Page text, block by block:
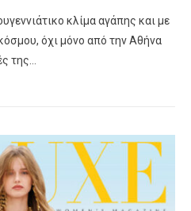
κλίμα αγάπης και με
όχι μόνο από την Αθήνα
της…